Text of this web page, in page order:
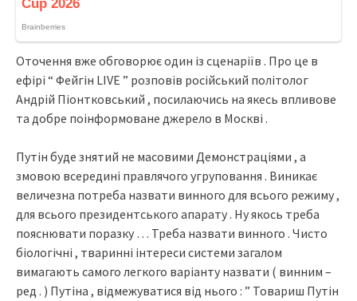
Оточення вже обговорює один із сценаріїв . Про це в
ефірі “ Фейгін LIVE ” розповів російський політолог
Андрiй Піонтковський , посилаючись на якесь впливове
та добре поінформоване джерело в Москві .
Путін буде знятий не масовими Демонстраціями , а
змовою всередині правлячого угруповання . Виникає
величезна потреба назвати винного для всього режиму ,
для всього президентського апарату . Ну якось треба
пояснювати поразку … Треба назвати винного . Чисто
біологічні , тваринні інтереси системи загалом
вимагають самого легкого варіанту назвати ( винним –
ред . ) Путіна , відмежуватися від нього : ” Товариш Путін